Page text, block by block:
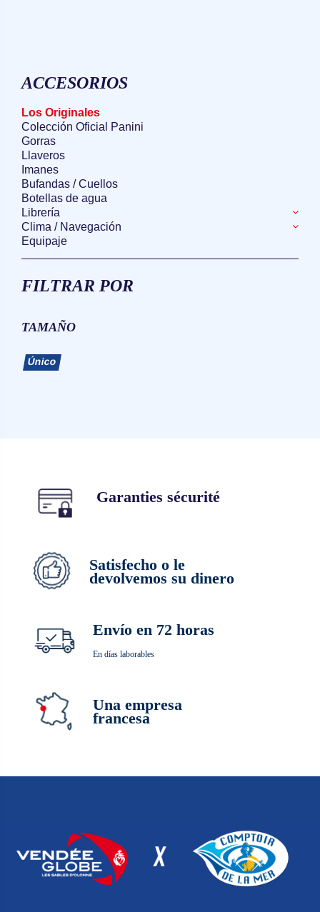
ACCESORIOS
Los Originales
Colección Oficial Panini
Gorras
Llaveros
Imanes
Bufandas / Cuellos
Botellas de agua
Librería
Clima / Navegación
Equipaje
FILTRAR POR
TAMAÑO
Único
Garanties sécurité
Satisfecho o le
devolvemos su dinero
Envío en 72 horas
En días laborables
Una empresa
francesa